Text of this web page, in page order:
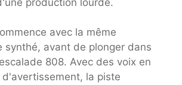
avec la même
synthé, avant de plonger dans
808. Avec des voix en
d'avertissement, la piste